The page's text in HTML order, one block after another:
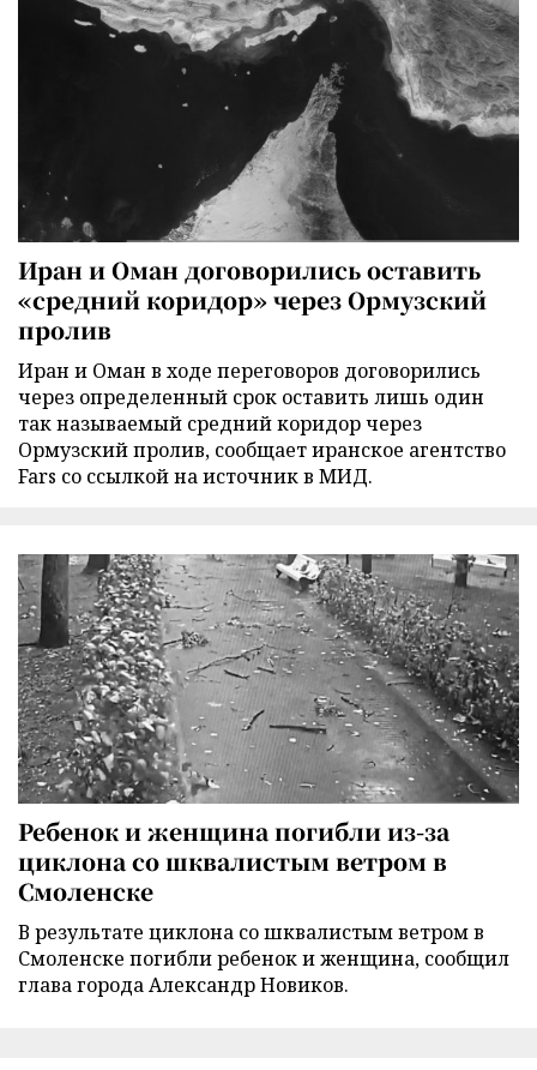
Иран и Оман договорились оставить
«средний коридор» через Ормузский
пролив
Иран и Оман в ходе переговоров договорились
через определенный срок оставить лишь один
так называемый средний коридор через
Ормузский пролив, сообщает иранское агентство
Fars со ссылкой на источник в МИД.
Ребенок и женщина погибли из-за
циклона со шквалистым ветром в
Смоленске
В результате циклона со шквалистым ветром в
Смоленске погибли ребенок и женщина, сообщил
глава города Александр Новиков.